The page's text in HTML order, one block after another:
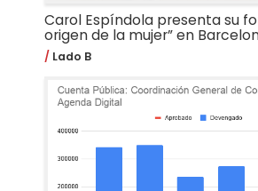
Carol Espíndola presenta su
origen de la mujer” en
Lado B